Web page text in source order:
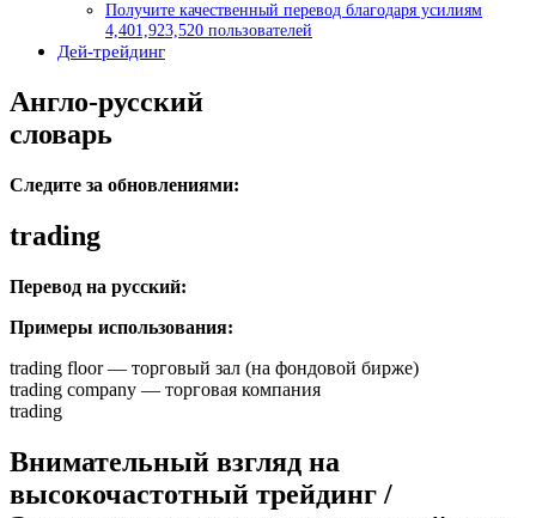
Получите качественный перевод благодаря усилиям
4,401,923,520 пользователей
Дей-трейдинг
Англо-русский
словарь
Следите за обновлениями:
trading
Перевод на русский:
Примеры использования:
trading floor — торговый зал (на фондовой бирже)
trading company — торговая компания
trading
Внимательный взгляд на
высокочастотный трейдинг /